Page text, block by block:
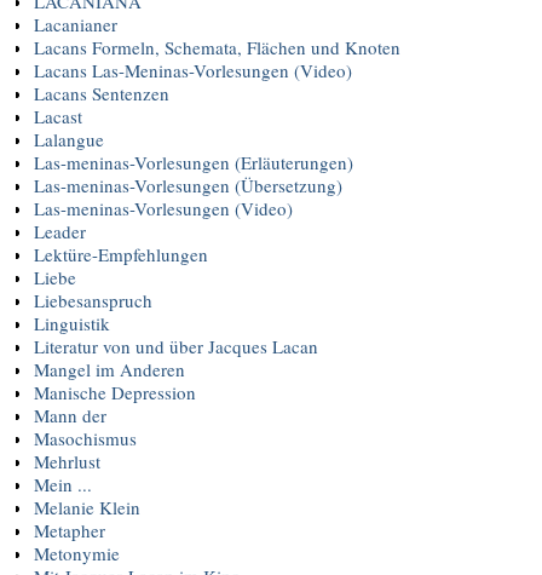
Lacanianer
Lacans Formeln, Schemata, Flächen und Knoten
Lacans Las-Meninas-Vorlesungen (Video)
Lacans Sentenzen
Lacast
Lalangue
Las-meninas-Vorlesungen (Erläuterungen)
Las-meninas-Vorlesungen (Übersetzung)
Las-meninas-Vorlesungen (Video)
Leader
Lektüre-Empfehlungen
Liebe
Liebesanspruch
Linguistik
Literatur von und über Jacques Lacan
Mangel im Anderen
Manische Depression
Mann der
Masochismus
Mehrlust
Mein ...
Melanie Klein
Metapher
Metonymie